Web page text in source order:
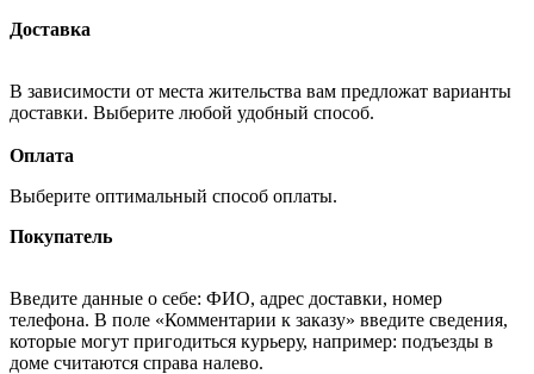
Доставка
В зависимости от места жительства вам предложат варианты
доставки. Выберите любой удобный способ.
Оплата
Выберите оптимальный способ оплаты.
Покупатель
Введите данные о себе: ФИО, адрес доставки, номер
телефона. В поле «Комментарии к заказу» введите сведения,
которые могут пригодиться курьеру, например: подъезды в
доме считаются справа налево.